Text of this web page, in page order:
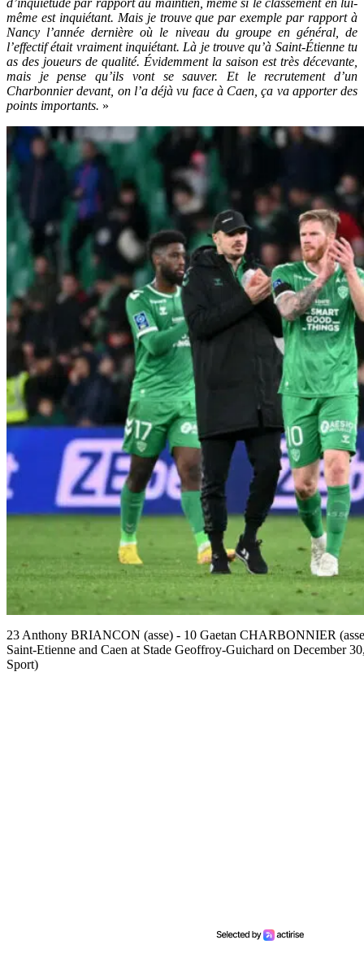
d’inquiétude par rapport au maintien, même si le classement en lui-
même est inquiétant. Mais je trouve que par exemple par rapport à
Nancy l’année dernière où le niveau du groupe en général, de
l’effectif était vraiment inquiétant. Là je trouve qu’à Saint-Étienne tu
as des joueurs de qualité. Évidemment la saison est très décevante,
mais je pense qu’ils vont se sauver. Et le recrutement d’un
Charbonnier devant, on l’a déjà vu face à Caen, ça va apporter des
points importants. »
23 Anthony BRIANCON (asse) - 10 Gaetan CHARBONNIER
Saint-Etienne and Caen at Stade Geoffroy-Guichard on December
Sport)